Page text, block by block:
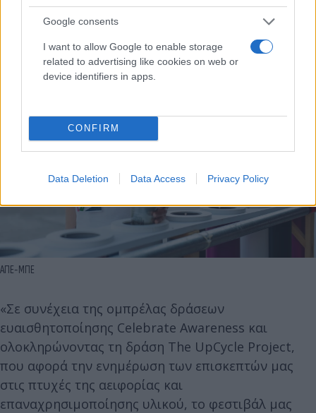
Google consents
I want to allow Google to enable storage
related to advertising like cookies on web or
device identifiers in apps.
CONFIRM
Data Deletion Data Access Privacy Policy
ΑΠΕ-ΜΠΕ
«Σε συνέχεια της ομπρέλας δράσεων
ευαισθητοποίησης Celebrate Awareness και
ολοκληρώνοντας τη δράση The UpCycle Project,
που αφορά την ενημέρωση των επισκεπτών μας
στις πτυχές της αειφορίας και
επαναχρησιμοποίησης υλικού, το φεστιβάλ μας